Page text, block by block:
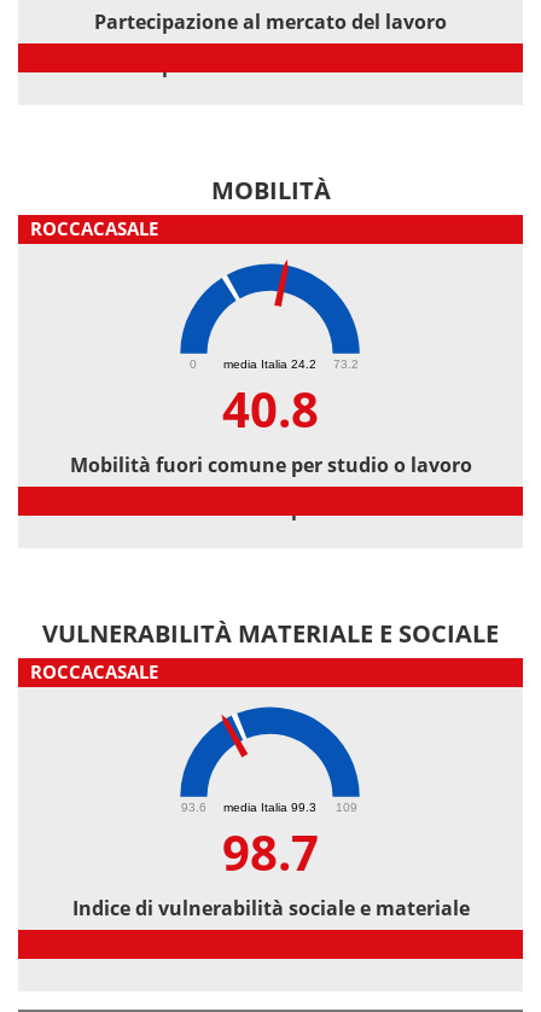
Partecipazione al mercato del lavoro
MOBILITÀ
ROCCACASALE
media Italia 24.2
0 73.2
40.8
Mobilità fuori comune per studio o lavoro
VULNERABILITÀ MATERIALE E SOCIALE
ROCCACASALE
media Italia 99.3
93.6 109
98.7
Indice di vulnerabilità sociale e materiale